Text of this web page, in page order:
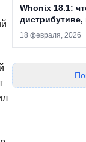
Whonix 18.1:
дистрибутиве,
двумя
18 февраля, 2026